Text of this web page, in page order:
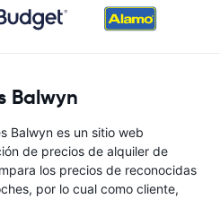
Balwyn
Balwyn es un sitio web
de precios de alquiler de
los precios de reconocidas
por lo cual como cliente,